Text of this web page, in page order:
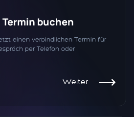
buchen
einen verbindlichen Termin für
per Telefon oder
Weiter